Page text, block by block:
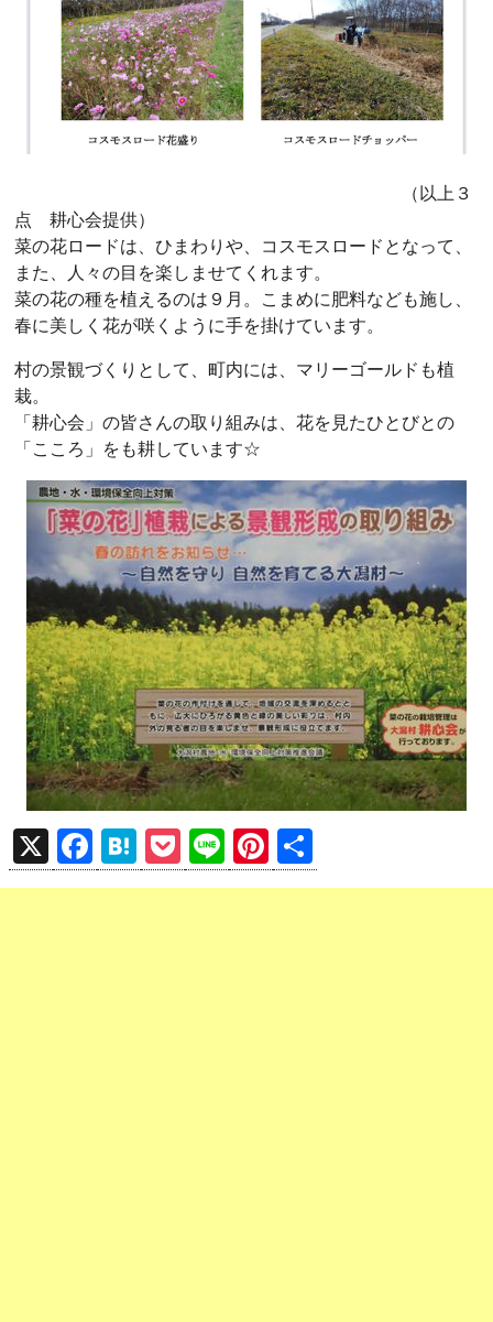
（以上３
点 耕心会提供）
菜の花ロードは、ひまわりや、コスモスロードとなって、
また、人々の目を楽しませてくれます。
菜の花の種を植えるのは９月。こまめに肥料なども施し、
春に美しく花が咲くように手を掛けています。
村の景観づくりとして、町内には、マリーゴールドも植
栽。
「耕心会」の皆さんの取り組みは、花を見たひとびとの
「こころ」をも耕しています☆
X
F
a
H
at
P
o
Li
n
Pi
nt 有